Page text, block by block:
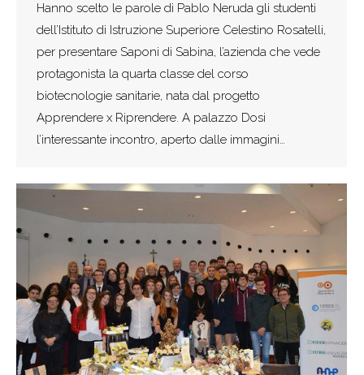
Hanno scelto le parole di Pablo Neruda gli studenti
dell’Istituto di Istruzione Superiore Celestino Rosatelli,
per presentare Saponi di Sabina, l’azienda che vede
protagonista la quarta classe del corso
biotecnologie sanitarie, nata dal progetto
Apprendere x Riprendere. A palazzo Dosi
l’interessante incontro, aperto dalle immagini…